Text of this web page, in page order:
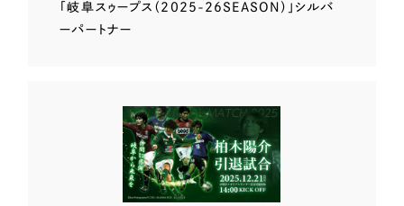
「岐阜スゥープス （2025-26SEASON）」 シルバ
ーパートナー